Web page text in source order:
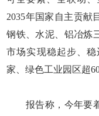
2035年国家自主贡献
钢铁、水泥、铝冶炼
市场实现稳起步、
家、绿色工业园区超
报告称，今年要着